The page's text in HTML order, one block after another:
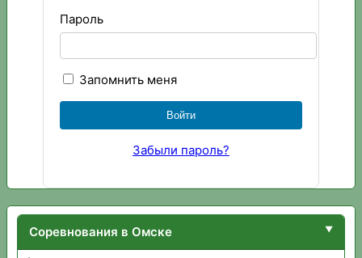
Пароль
Запомнить меня
Забыли пароль?
Соревнования в Омске